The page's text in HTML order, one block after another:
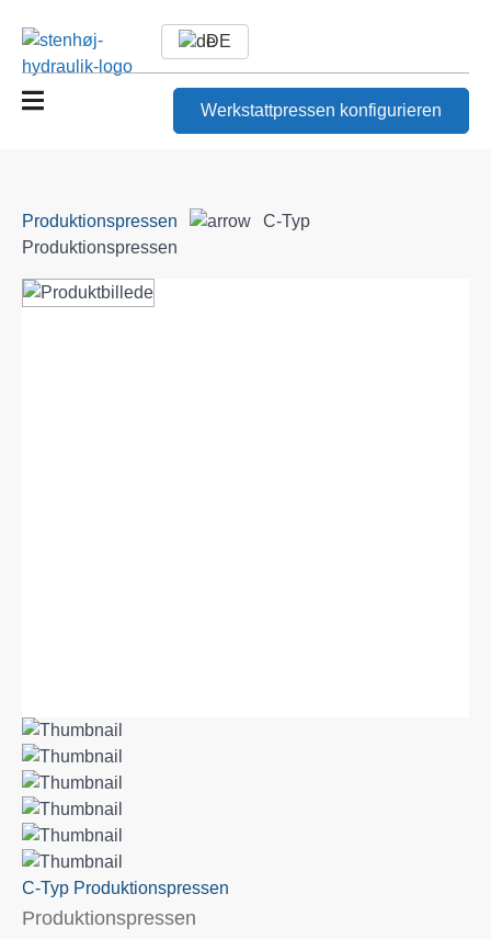
DE
Werkstattpressen konfigurieren
Produktionspressen
C-Typ
Produktionspressen
C-Typ Produktionspressen
Produktionspressen